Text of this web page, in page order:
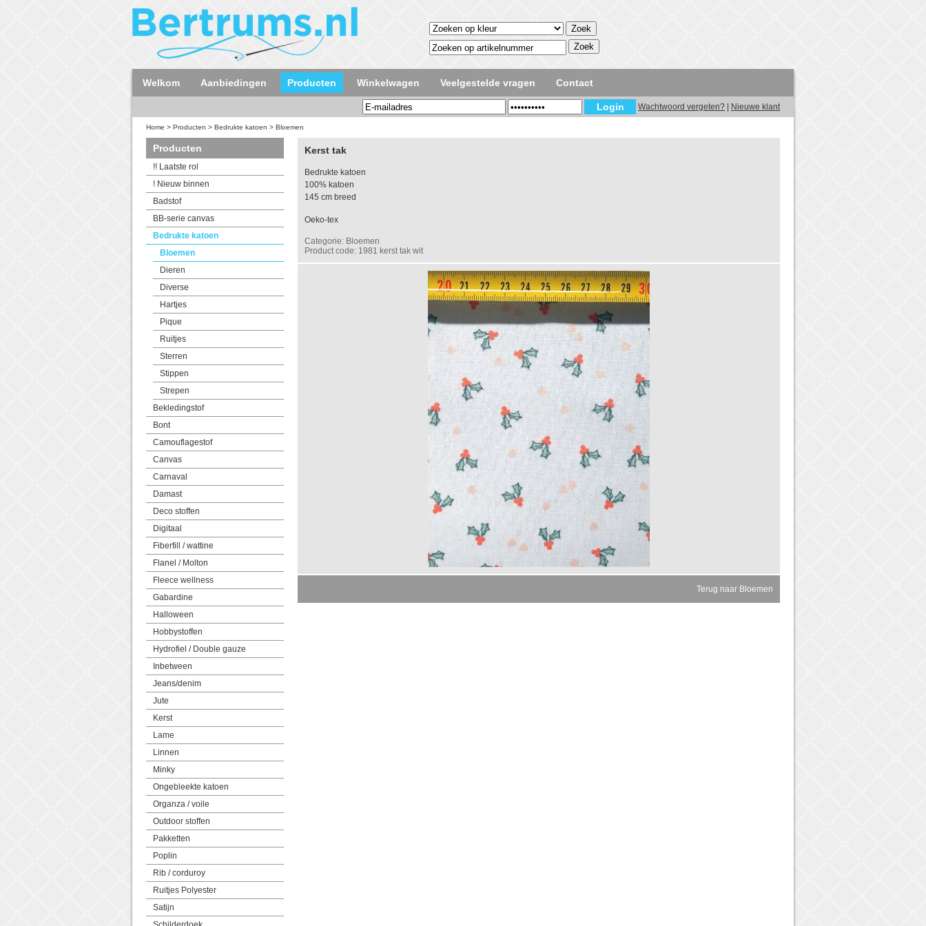
Welkom Aanbiedingen Producten Winkelwagen Veelgestelde vragen Contact
Wachtwoord vergeten? Nieuwe klant
Home > Producten > Bedrukte katoen > Bloemen
Producten
!! Laatste rol
! Nieuw binnen
Badstof
BB-serie canvas
Bedrukte katoen
Bloemen
Dieren
Diverse
Hartjes
Pique
Ruitjes
Sterren
Stippen
Strepen
Bekledingstof
Bont
Camouflagestof
Canvas
Carnaval
Damast
Deco stoffen
Digitaal
Fiberfill / wattine
Flanel / Molton
Fleece wellness
Gabardine
Halloween
Hobbystoffen
Hydrofiel / Double gauze
Inbetween
Jeans/denim
Jute
Kerst
Lame
Linnen
Minky
Ongebleekte katoen
Organza / voile
Outdoor stoffen
Pakketten
Poplin
Rib / corduroy
Ruitjes Polyester
Satijn
Kerst tak
Bedrukte katoen
100% katoen
145 cm breed
Oeko-tex
Categorie: Bloemen
Product code: 1981 kerst tak wit
Terug naar Bloemen